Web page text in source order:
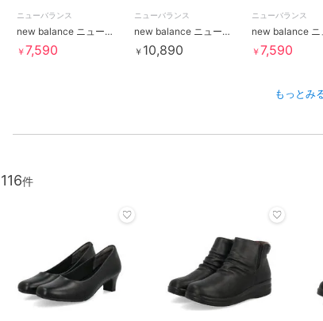
ニューバランス
new balance ニューバランス W373【軽量】レディーススニーカー W3739NJ
￥7,590
ニューバランス
new balance ニューバランス W373【軽量】レディーススニーカー W37330S
￥ 10,890
ニューバランス
￥7,590
もっとみ
116